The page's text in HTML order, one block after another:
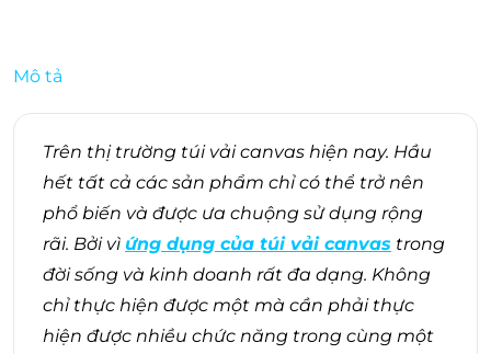
Mô tả
Trên thị trường túi vải canvas hiện nay. Hầu
hết tất cả các sản phẩm chỉ có thể trở nên
phổ biến và được ưa chuộng sử dụng rộng
rãi. Bởi vì ứng dụng của túi vải canvas trong
đời sống và kinh doanh rất đa dạng. Không
chỉ thực hiện được một mà cần phải thực
hiện được nhiều chức năng trong cùng một